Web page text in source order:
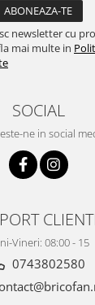
si
cu
newsletter cu
mai multe in
SOCIAL
ne in social
CLIENTI
Vineri: 08:00 - 15
0743802580